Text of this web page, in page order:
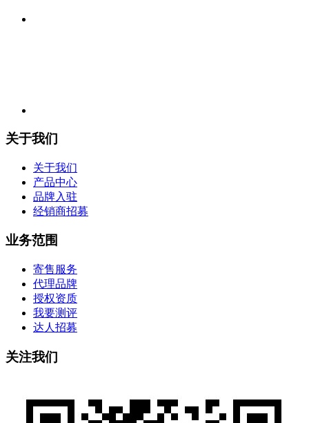
关于我们
关于我们
产品中心
品牌入驻
经销商招募
业务范围
寄售服务
代理品牌
授权资质
我要测评
达人招募
关注我们